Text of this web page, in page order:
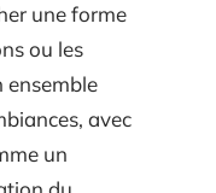
une forme
ou les
ensemble
avec
un